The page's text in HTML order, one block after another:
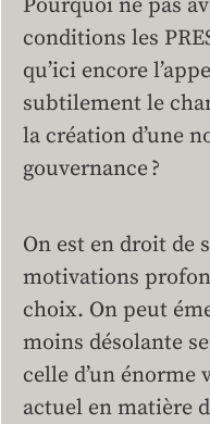
Pourquoi ne pas
conditions les
qu’ici encore
subtilement le
la création d’une
gouvernance ?
On est en droit de
motivations
choix. On peut
moins désolante
celle d’un énorme
actuel en matière